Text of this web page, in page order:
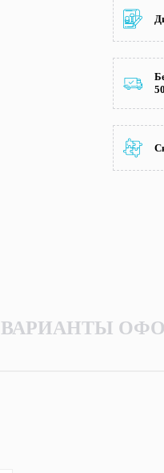
ВАРИАНТЫ